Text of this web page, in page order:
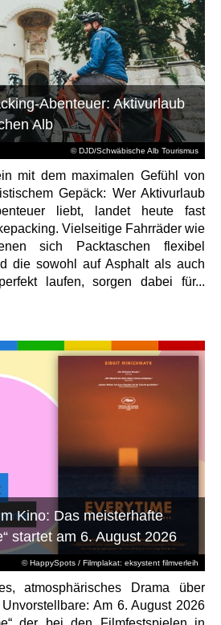
© DJD/Schwäbische Alb Tourismus
Abenteuer: Aktivurlaub
Alb
mit dem maximalen Gefühl von
Gepäck: Wer Aktivurlaub
liebt, landet heute fast
Vielseitige Fahrräder wie
sich Packtaschen flexibel
die sowohl auf Asphalt als auch
laufen, sorgen dabei für...
© HappySpots / Filmplakat: eksystent filmverleih
Kino: Das meisterhafte
startet am 6. August 2026
atmosphärisches Drama über
Am 6. August 2026